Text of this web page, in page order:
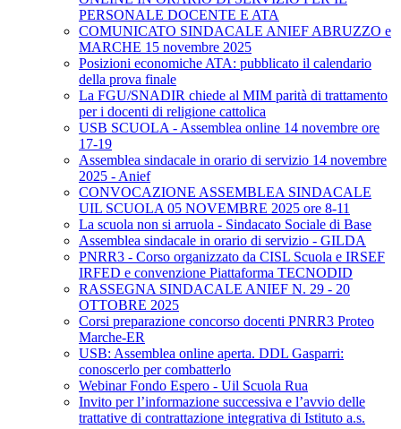
PERSONALE DOCENTE E ATA
COMUNICATO SINDACALE ANIEF ABRUZZO e
MARCHE 15 novembre 2025
Posizioni economiche ATA: pubblicato il calendario
della prova finale
La FGU/SNADIR chiede al MIM parità di trattamento
per i docenti di religione cattolica
USB SCUOLA - Assemblea online 14 novembre ore
17-19
Assemblea sindacale in orario di servizio 14 novembre
2025 - Anief
CONVOCAZIONE ASSEMBLEA SINDACALE
UIL SCUOLA 05 NOVEMBRE 2025 ore 8-11
La scuola non si arruola - Sindacato Sociale di Base
Assemblea sindacale in orario di servizio - GILDA
PNRR3 - Corso organizzato da CISL Scuola e IRSEF
IRFED e convenzione Piattaforma TECNODID
RASSEGNA SINDACALE ANIEF N. 29 - 20
OTTOBRE 2025
Corsi preparazione concorso docenti PNRR3 Proteo
Marche-ER
USB: Assemblea online aperta. DDL Gasparri:
conoscerlo per combatterlo
Webinar Fondo Espero - Uil Scuola Rua
Invito per l’informazione successiva e l’avvio delle
trattative di contrattazione integrativa di Istituto a.s.